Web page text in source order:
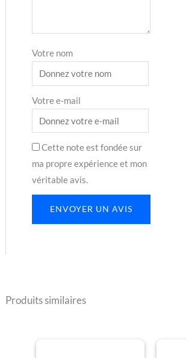
Votre nom
Votre e-mail
Cette note est fondée sur
ma propre expérience et mon
véritable avis.
ENVOYER UN AVIS
Produits similaires